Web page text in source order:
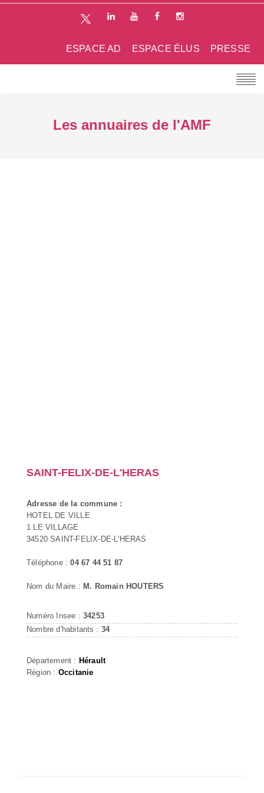
PRESSE
ESPACE ÉLUS
ESPACE AD
Les annuaires de l'AMF
SAINT-FELIX-DE-L'HERAS
Adresse de la commune :
HOTEL DE VILLE
1 LE VILLAGE
34520 SAINT-FELIX-DE-L'HERAS
Téléphone :04 67 44 51 87
Nom du Maire : M. Romain HOUTERS
Numéro Insee : 34253
Nombre d'habitants :34
Département : Hérault
Région : Occitanie